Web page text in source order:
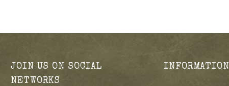
JOIN US ON SOCIAL
NETWORKS
INFORMATION